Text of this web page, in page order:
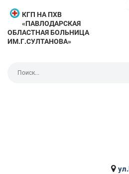
КГП НА ПХВ
«ПАВЛОДАРСКАЯ
ОБЛАСТНАЯ БОЛЬНИЦА
ИМ.Г.СУЛТАНОВА»